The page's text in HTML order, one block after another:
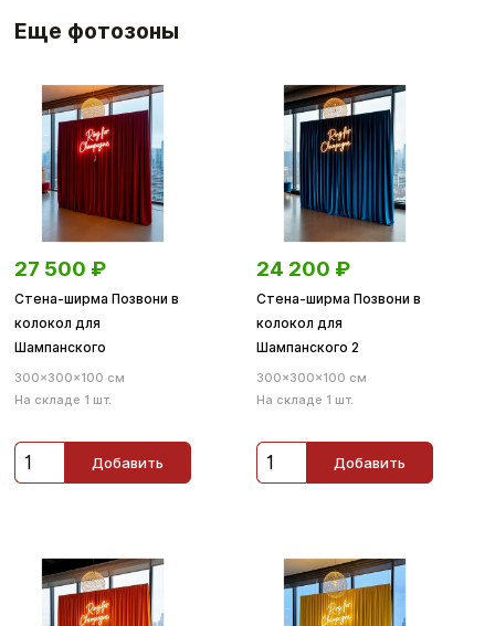
Еще фотозоны
27 500 ₽
Стена-ширма Позвони в
колокол для
Шампанского
300×300×100 см
На складе 1 шт.
Добавить
24 200 ₽
Стена-ширма Позвони в
колокол для
Шампанского 2
300×300×100 см
На складе 1 шт.
Добавить